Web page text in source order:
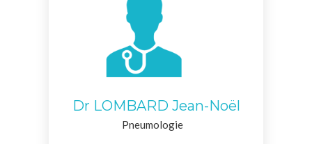
Dr LOMBARD Jean-Noël
Pneumologie